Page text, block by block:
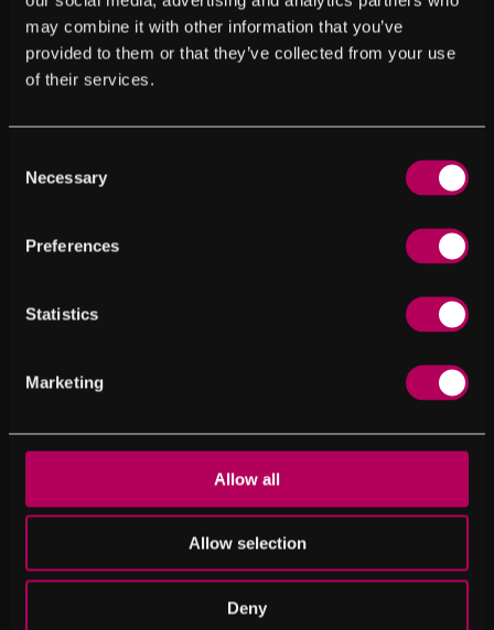
may combine it with other information that you’ve
provided to them or that they’ve collected from your use
of their services.
Selection
Necessary
Preferences
Statistics
Marketing
Allow all
Allow selection
Deny
Zeit und Geld sparen mit Kombination von
Behandlungen. Mit diesem Angebot sorge ich für
perfekt geformte Augenbrauen und einen
Die Behandlung dauert ca. 1.5 Stunden
Termin buchen